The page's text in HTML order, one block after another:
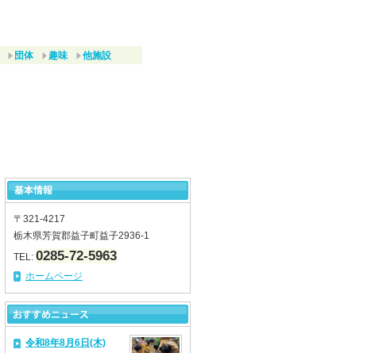
団体 趣味 他施設
〒321-4217
栃木県芳賀郡益子町益子2936-1
TEL: 0285-72-5963
ホームページ
令和8年8月6日(木)